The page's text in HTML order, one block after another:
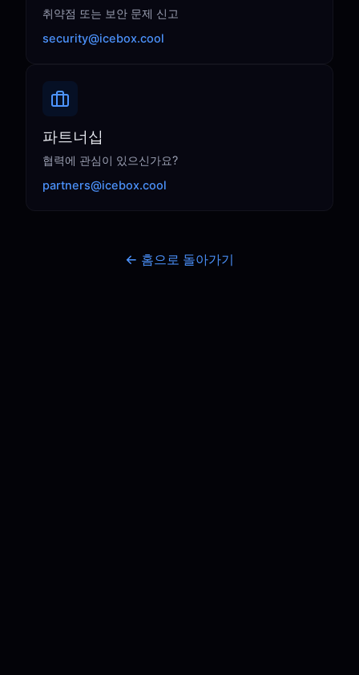
취약점 또는 보안 문제 신고
security@icebox.cool
파트너십
협력에 관심이 있으신가요?
partners@icebox.cool
← 홈으로 돌아가기